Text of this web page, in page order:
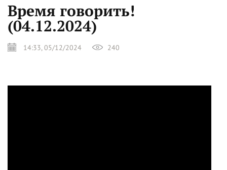
Время говорить!
(04.12.2024)
14:33, 05/12/2024 240